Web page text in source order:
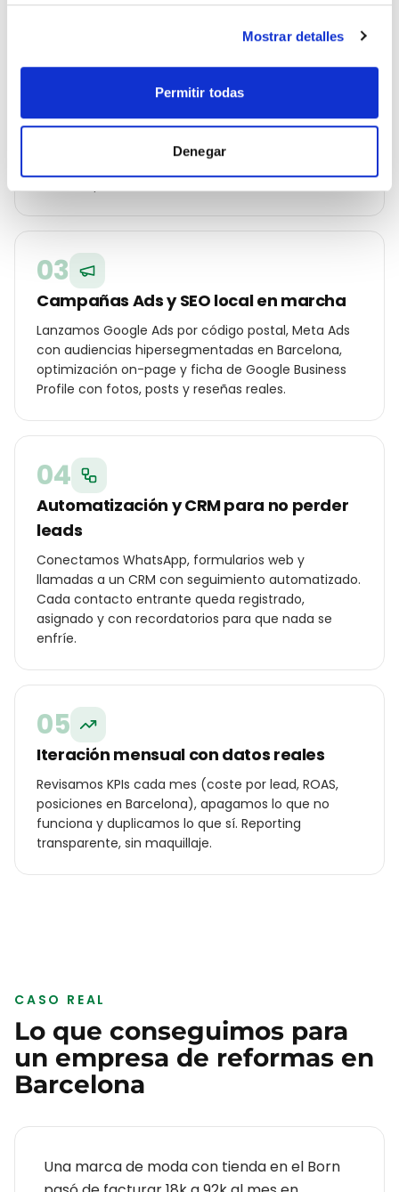
Mostrar detalles
Permitir todas
Denegar
palabras clave por distrito (Eixample, Gràcia, Sarrià-
Sant Gervasi, Les Corts…), ángulos de campaña
para tu cliente local y oferta diferencial frente a los
03
Campañas Ads y SEO local en marcha
Lanzamos Google Ads por código postal, Meta Ads
con audiencias hipersegmentadas en Barcelona,
optimización on-page y ficha de Google Business
Profile con fotos, posts y reseñas reales.
04
Automatización y CRM para no perder
leads
Conectamos WhatsApp, formularios web y
llamadas a un CRM con seguimiento automatizado.
Cada contacto entrante queda registrado,
asignado y con recordatorios para que nada se
enfríe.
05
Iteración mensual con datos reales
Revisamos KPIs cada mes (coste por lead, ROAS,
posiciones en Barcelona), apagamos lo que no
funciona y duplicamos lo que sí. Reporting
transparente, sin maquillaje.
CASO REAL
Lo que conseguimos para
un empresa de reformas en
Barcelona
Una marca de moda con tienda en el Born